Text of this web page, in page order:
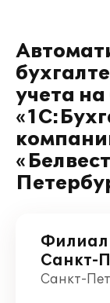
учета
Филиал
Санкт-
Санкт-